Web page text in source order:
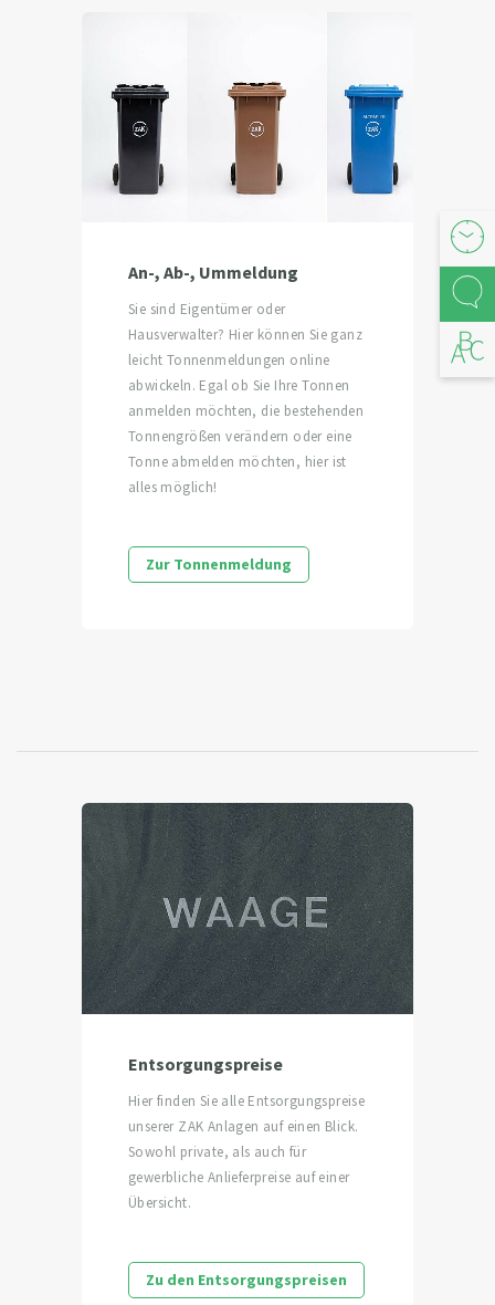
An-, Ab-, Ummeldung
Sie sind Eigentümer oder
Hausverwalter? Hier können Sie ganz
leicht Tonnenmeldungen online
abwickeln. Egal ob Sie Ihre Tonnen
anmelden möchten, die bestehenden
Tonnengrößen verändern oder eine
Tonne abmelden möchten, hier ist
alles möglich!
Zur Tonnenmeldung
Entsorgungspreise
Hier finden Sie alle Entsorgungspreise
unserer ZAK Anlagen auf einen Blick.
Sowohl private, als auch für
gewerbliche Anlieferpreise auf einer
Übersicht.
Zu den Entsorgungspreisen